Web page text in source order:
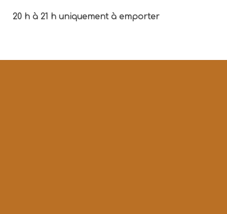
20 h à 21 h uniquement à emporter